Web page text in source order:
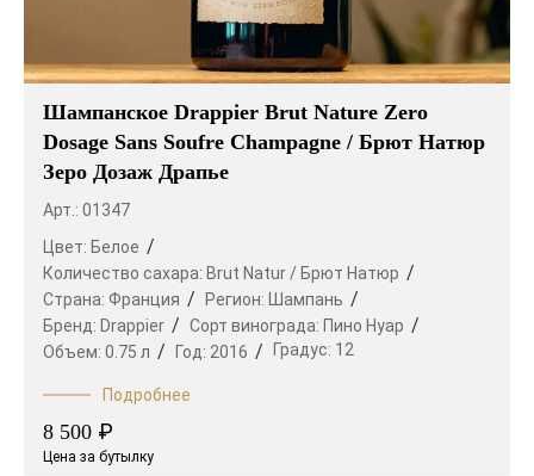
Шампанское Drappier Brut Nature Zero
Dosage Sans Soufre Champagne / Брют Натюр
Зеро Дозаж Драпье
Арт.: 01347
Цвет: Белое
Количество сахара: Brut Natur / Брют Натюр
Страна: Франция Регион: Шампань
Бренд: Drappier Сорт винограда: Пино Нуар
Объем: 0.75 л Год: 2016 Градус: 12
Подробнее
8 500 ₽
Цена за бутылку